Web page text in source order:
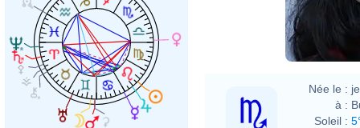
Née le :
à :
Soleil :